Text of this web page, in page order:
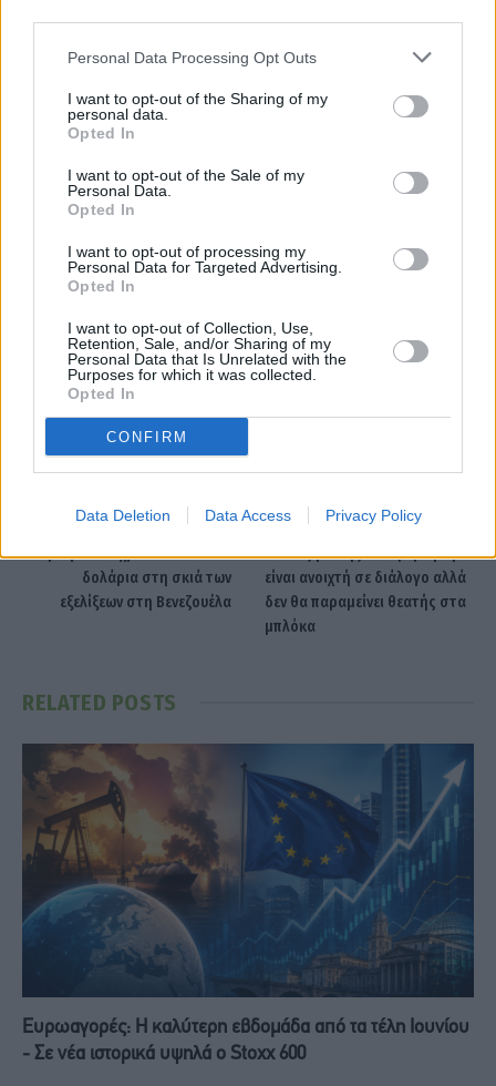
Personal Data Processing Opt Outs
I want to opt-out of the Sharing of my
personal data.
Opted In
I want to opt-out of the Sale of my
Personal Data.
Opted In
I want to opt-out of processing my
Personal Data for Targeted Advertising.
Opted In
I want to opt-out of Collection, Use,
Retention, Sale, and/or Sharing of my
Personal Data that Is Unrelated with the
Purposes for which it was collected.
Opted In
CONFIRM
Data Deletion Data Access Privacy Policy
πληθωρισμός Τουρκία
FacebookTwitter
PREVIOUS ARTICLE
Άλμα για τον χρυσό στα 4.420
δολάρια στη σκιά των
εξελίξεων στη Βενεζουέλα
NEXT ARTICLE
Κ. Χατζηδάκης: Η κυβέρνηση
είναι ανοιχτή σε διάλογο αλλά
δεν θα παραμείνει θεατής στα
μπλόκα
RELATED POSTS
Ευρωαγορές: Η καλύτερη εβδομάδα από τα τέλη Ιουνίου
- Σε νέα ιστορικά υψηλά ο Stoxx 600